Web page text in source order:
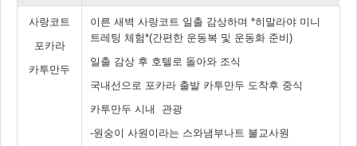
사랑코트
포카라
카투만두
이른 새벽 사랑코트 일출 감상하며 *히말라야 미니
트레팅 체험*(간편한 운동복 및 운동화 준비)
일출 감상 후 호텔로 돌아와 조식
국내선으로 포카라 출발 카투만두 도착후 중식
카투만두 시내 관광
-원숭이 사원이라는 스와냄부나트 불교사원